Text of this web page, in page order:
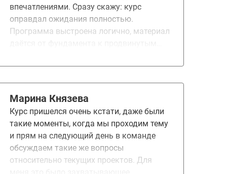
впечатлениями. Сразу скажу: курс
оправдал ожидания полностью.
Программа выстроена логично, материал
это не формальность, а полноценная
преподавателей отрабатываются навыки,
которые потом напрямую применяешь в
работе. Отдельно хочу отметить
поддержку преподавателей. Мне повезло
работать с Еленой – её обратная связь
всегда была чёткой, конструктивной и
Марина Князева
Курс пришелся очень кстати, даже были
такие моменты, когда мы проходим тему
и прям на следующий день в команде
обсуждаем такие же вопросы
относительно текущих проектов. Для